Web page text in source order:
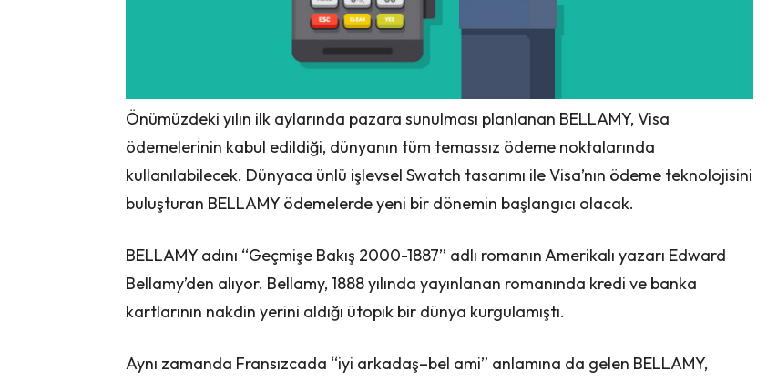
Önümüzdeki yılın ilk aylarında pazara sunulması planlanan BELLAMY, Visa
ödemelerinin kabul edildiği, dünyanın tüm temassız ödeme noktalarında
kullanılabilecek. Dünyaca ünlü işlevsel Swatch tasarımı ile Visa’nın ödeme teknolojisini
buluşturan BELLAMY ödemelerde yeni bir dönemin başlangıcı olacak.
BELLAMY adını “Geçmişe Bakış 2000-1887” adlı romanın Amerikalı yazarı Edward
Bellamy’den alıyor. Bellamy, 1888 yılında yayınlanan romanında kredi ve banka
kartlarının nakdin yerini aldığı ütopik bir dünya kurgulamıştı.
Aynı zamanda Fransızcada “iyi arkadaş–bel ami” anlamına da gelen BELLAMY,